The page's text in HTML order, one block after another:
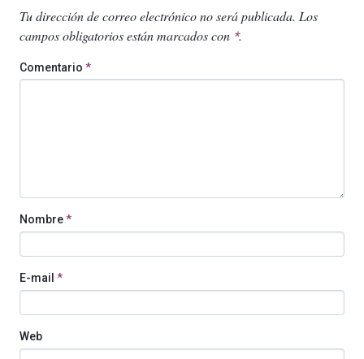
Tu dirección de correo electrónico no será publicada. Los
campos obligatorios están marcados con *.
Comentario *
Nombre*
E-mail *
Web